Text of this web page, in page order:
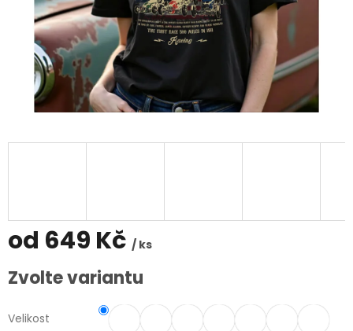
od 649 Kč / ks
Měrná
cena:
Zvolte variantu
Velikost